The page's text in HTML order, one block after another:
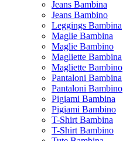
Jeans Bambina
Jeans Bambino
Leggings Bambina
Maglie Bambina
Maglie Bambino
Magliette Bambina
Magliette Bambino
Pantaloni Bambina
Pantaloni Bambino
Pigiami Bambina
Pigiami Bambino
T-Shirt Bambina
T-Shirt Bambino